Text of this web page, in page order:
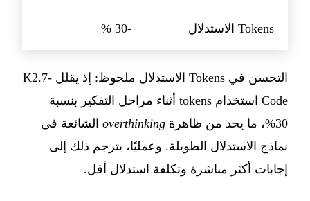
Tokens الاستدلال -30 %
التحسن في Tokens الاستدلال ملحوظ: إذ يقلل K2.7-
Code استخدام tokens أثناء مراحل التفكير بنسبة
30%، ما يحد من ظاهرة
overthinking الشائعة في
نماذج الاستدلال الطويلة. وعمليًا، يترجم ذلك إلى
إجابات أكثر مباشرة وتكلفة استدلال أقل.